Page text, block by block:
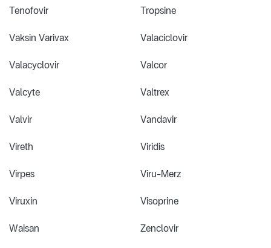
Tenofovir Tropsine
Vaksin Varivax Valaciclovir
Valacyclovir Valcor
Valcyte Valtrex
Valvir Vandavir
Vireth Viridis
Virpes Viru-Merz
Viruxin Visoprine
Waisan Zenclovir